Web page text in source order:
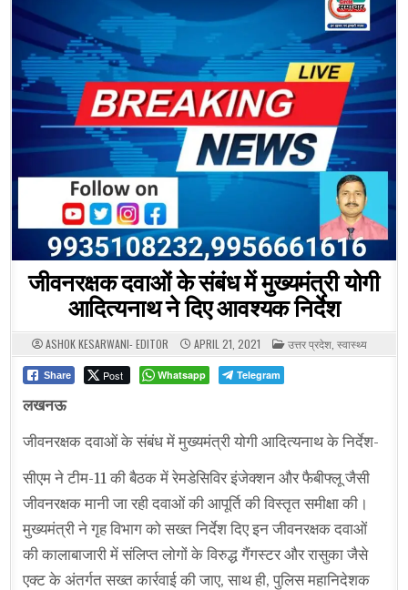
जीवनरक्षक दवाओं के संबंध में मुख्यमंत्री योगी
आदित्यनाथ ने दिए आवश्यक निर्देश
ASHOK KESARWANI- EDITOR APRIL 21, 2021 POSTED
IN
उत्तर प्रदेश स्वास्थ्य
Share Post Whatsapp Telegram
लखनऊ
जीवनरक्षक दवाओं के संबंध में मुख्यमंत्री योगी आदित्यनाथ के निर्देश-
सीएम ने टीम-11 की बैठक में रेमडेसिविर इंजेक्शन और फैबीफ्लू जैसी
जीवनरक्षक मानी जा रही दवाओं की आपूर्ति की विस्तृत समीक्षा की।
मुख्यमंत्री ने गृह विभाग को सख्त निर्देश दिए इन जीवनरक्षक दवाओं
की कालाबाजारी में संलिप्त लोगों के विरुद्ध गैंगस्टर और रासुका जैसे
एक्ट के अंतर्गत सख्त कार्रवाई की जाए, साथ ही, पुलिस महानिदेशक